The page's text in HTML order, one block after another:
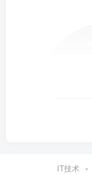
IT技术